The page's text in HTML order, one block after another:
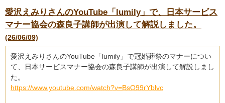
愛沢えみりさんのYouTube「lumily」で、日本サービス
マナー協会の森良子講師が出演して解説しました。
(26/06/09)
愛沢えみりさんのYouTube「lumily」で冠婚葬祭のマナーについ
て、日本サービスマナー協会の森良子講師が出演して解説しまし
た。
https://www.youtube.com/watch?v=BsO99rYblvc